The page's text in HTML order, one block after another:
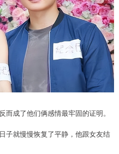
成了他们俩感情最牢固的证明。
子就慢慢恢复了平静，他跟女友结